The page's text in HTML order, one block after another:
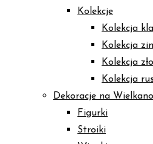
Kolekcje
Kolekcja
Kolekcja
Kolekcja
Kolekcja
Dekoracje na
Figurki
Stroiki